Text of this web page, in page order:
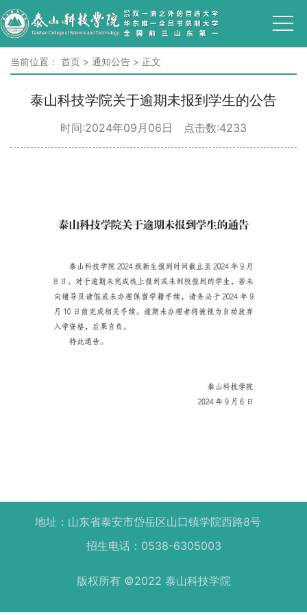
当前位置： 首页 > 通知公告 > 正文
泰山科技学院关于逾期未报到学生的公告
时间:2024年09月06日 点击数:4233
地址：山东省泰安市岱岳区山口镇学院西路8号
招生电话：0538-6305003
版权所有 ©2022 泰山科技学院